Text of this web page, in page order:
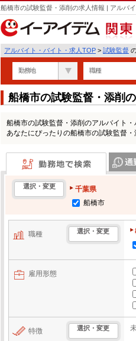
船橋市の試験監督・添削の求人情報 | アルバ
関東
アルバイト・バイト・求人TOP > 試験監督
勤務地 職種
船橋市の試験監督・添削
船橋市の試験監督・添削のアルバイト
あなたにぴったりの船橋市の試験監督・
勤務地で検索
選択・変更
千葉県
船橋市
職種 選択・変更
雇用形態
特徴 選択・変更